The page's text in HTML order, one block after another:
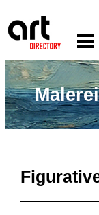
Malerei